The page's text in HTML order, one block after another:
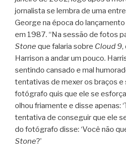
jornalista se lembra de uma
George na época do
em 1987. “Na sessão de fotos
Stone que falaria sobre Cloud 9,
Harrison a andar um pouco.
sentindo cansado e mal
tentativas de mexer os braços e
fotógrafo quis que ele se
olhou friamente e disse apenas:
tentativa de conseguir que ele
do fotógrafo disse: ‘Você não
Stone?’